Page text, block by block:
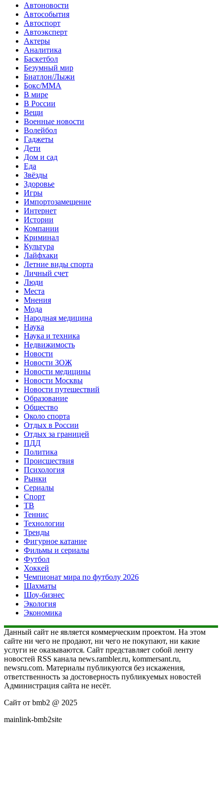
Автоновости
Автособытия
Автоспорт
Автоэксперт
Актеры
Аналитика
Баскетбол
Безумный мир
Биатлон/Лыжи
Бокс/MMA
В мире
В России
Вещи
Военные новости
Волейбол
Гаджеты
Дети
Дом и сад
Еда
Звёзды
Здоровье
Игры
Импортозамещение
Интернет
Истории
Компании
Криминал
Культура
Лайфхаки
Летние виды спорта
Личный счет
Люди
Места
Мнения
Мода
Народная медицина
Наука
Наука и техника
Недвижимость
Новости
Новости ЗОЖ
Новости медицины
Новости Москвы
Новости путешествий
Образование
Общество
Около спорта
Отдых в России
Отдых за границей
ПДД
Политика
Происшествия
Психология
Рынки
Сериалы
Спорт
ТВ
Теннис
Технологии
Тренды
Фигурное катание
Фильмы и сериалы
Футбол
Хоккей
Чемпионат мира по футболу 2026
Шахматы
Шоу-бизнес
Экология
Экономика
Данный сайт не является коммерческим проектом. На этом
сайте ни чего не продают, ни чего не покупают, ни какие
услуги не оказываются. Сайт представляет собой ленту
новостей RSS канала news.rambler.ru, kommersant.ru,
newsru.com. Материалы публикуются без искажения,
ответственность за достоверность публикуемых новостей
Администрация сайта не несёт.
Сайт от bmb2 @ 2025
mainlink-bmb2site